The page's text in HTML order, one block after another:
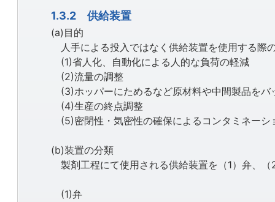
1.3.2 供給装置
(a)目的
人手による投入ではなく供給装置を使用する際
(1)省人化、自動化による人的な負荷の軽減
(2)流量の調整
(3)ホッパーにためるなど原材料や中間製品をバ
(4)生産の終点調整
(5)密閉性・気密性の確保によるコンタミネーシ
(b)装置の分類
製剤工程にて使用される供給装置を（1）弁、
(1)弁